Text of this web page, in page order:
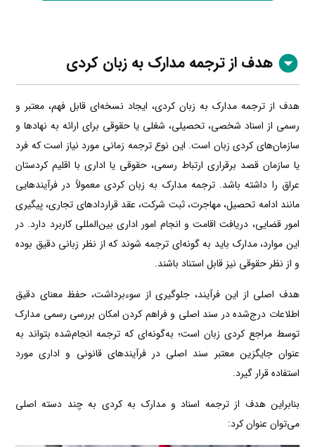
هدف از ترجمه مدارک به زبان کردی
هدف از ترجمه مدارک به زبان کردی، ایجاد نسخه‌ای قابل فهم، معتبر و
رسمی از اسناد شخصی، تحصیلی، شغلی یا حقوقی برای ارائه به نهادها و
سازمان‌های کردی زبان است. این نوع ترجمه زمانی مورد نیاز است که فرد
یا سازمان قصد برقراری ارتباط رسمی، حقوقی یا اداری با اقلیم کردستان
عراق را داشته باشد. ترجمه مدارک به زبان کردی معمولاً در فرآیندهایی
مانند ادامه تحصیل، مهاجرت، ثبت شرکت، عقد قراردادهای تجاری، پیگیری
امور قضایی، دریافت اقامت و انجام امور اداری بین‌المللی کاربرد دارد. در
این موارد، مدارک باید به گونه‌ای ترجمه شوند که از نظر زبانی دقیق بوده
و از نظر حقوقی نیز قابل استناد باشند.
هدف اصلی از این فرآیند، جلوگیری از سوءبرداشت، حفظ معنای دقیق
اطلاعات درج‌شده در سند اصلی و فراهم کردن امکان بررسی رسمی مدارک
توسط مراجع کردی زبان است؛ به‌گونه‌ای که ترجمه انجام‌شده بتواند به
عنوان جایگزین معتبر سند اصلی در فرآیندهای قانونی و اداری مورد
استفاده قرار گیرد.
بنابراین هدف از ترجمه اسناد و مدارک به کردی به چند دسته اصلی
می‌توان عنوان کرد: